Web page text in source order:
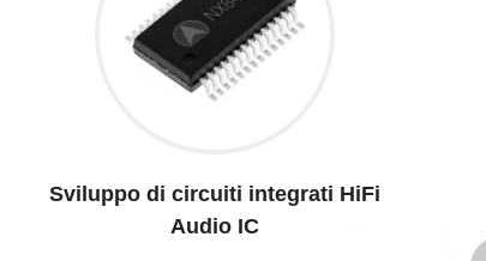
Sviluppo di circuiti integrati HiFi
Audio IC